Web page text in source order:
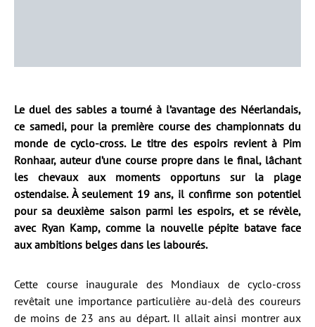
Le duel des sables a tourné à l’avantage des Néerlandais,
ce samedi, pour la première course des championnats du
monde de cyclo-cross. Le titre des espoirs revient à Pim
Ronhaar, auteur d’une course propre dans le final, lâchant
les chevaux aux moments opportuns sur la plage
ostendaise. À seulement 19 ans, il confirme son potentiel
pour sa deuxième saison parmi les espoirs, et se révèle,
avec Ryan Kamp, comme la nouvelle pépite batave face
aux ambitions belges dans les labourés.
Cette course inaugurale des Mondiaux de cyclo-cross
revêtait une importance particulière au-delà des coureurs
de moins de 23 ans au départ. Il allait ainsi montrer aux